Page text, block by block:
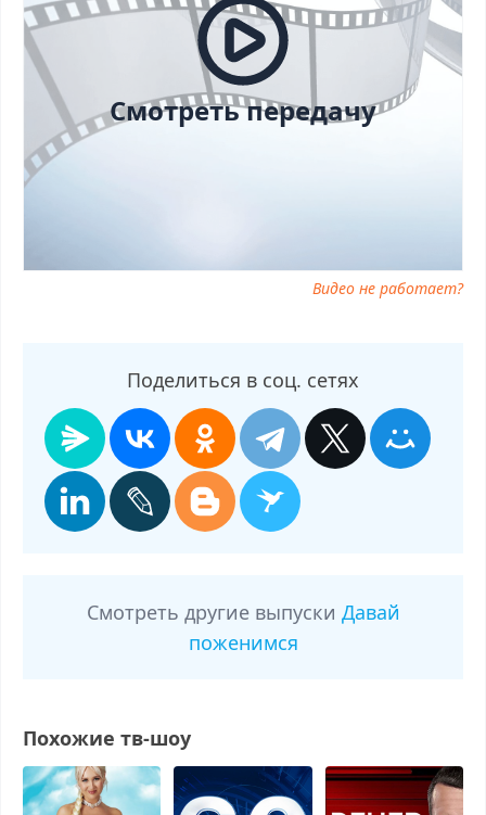
04.08.2025 онлайн, самое интересное в Давай поженимся от
04.08.2025, Давай поженимся от 04.08.2025 смотреть сегодня,
смотреть онлайн Давай поженимся от 04.08.2025, ток шоу
Давай поженимся от 04.08.2025, смотреть программу Давай
поженимся от 04.08.2025Смотреть передачу
Видео не работает?
Поделиться в соц. сетях
Смотреть другие выпуски Давай
поженимся
Похожие тв-шоу